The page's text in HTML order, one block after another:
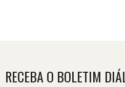
RECEBA O BOLETIM